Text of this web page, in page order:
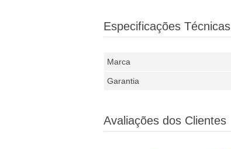
Especificações Técnicas
Marca
Garantia
Avaliações dos Clientes